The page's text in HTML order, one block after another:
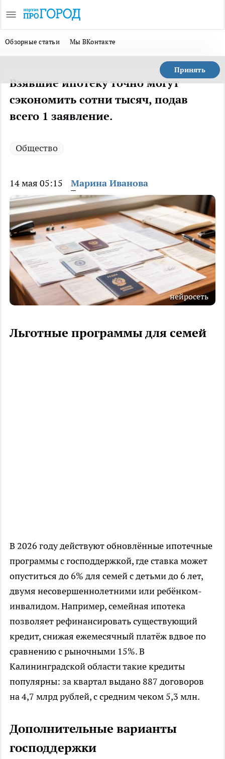
Обзорные статьи Мы ВКонтакте
Принять
Взявшие ипотеку точно могут
сэкономить сотни тысяч, подав
всего 1 заявление.
Общество
14 мая 05:15 Марина Иванова
нейросеть
Льготные программы для семей
В 2026 году действуют обновлённые ипотечные
программы с господдержкой, где ставка может
опуститься до 6% для семей с детьми до 6 лет,
двумя несовершеннолетними или ребёнком-
инвалидом. Например, семейная ипотека
позволяет рефинансировать существующий
кредит, снижая ежемесячный платёж вдвое по
сравнению с рыночными 15%. В
Калининградской области такие кредиты
популярны: за квартал выдано 887 договоров
на 4,7 млрд рублей, с средним чеком 5,3 млн.
Дополнительные варианты
господдержки